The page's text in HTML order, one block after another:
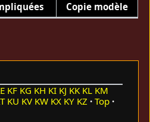
Copie modèle
KF KG KH KI KJ KK KL KM
KU KV KW KX KY KZ
Top